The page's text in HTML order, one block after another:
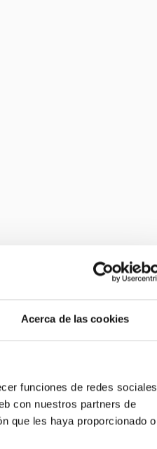
Acerca de las cookies
funciones de redes sociales
con nuestros partners de
que les haya proporcionado o